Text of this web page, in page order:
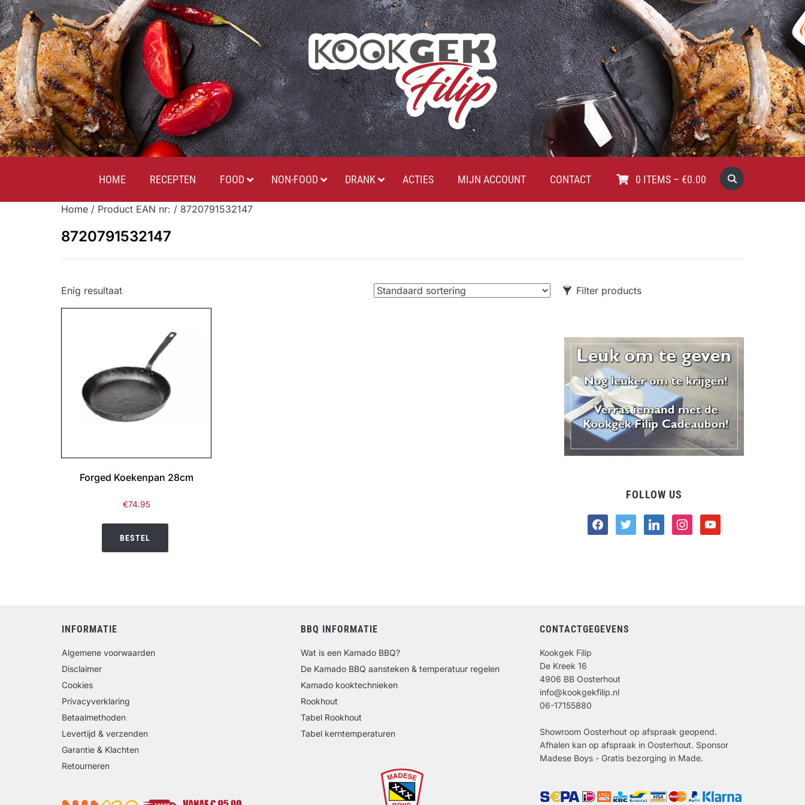
HOME RECEPTEN FOOD NON-FOOD DRANK ACTIES MIJN ACCOUNT CONTACT 0 ITEMS – €0.00
Home / Product EAN nr: / 8720791532147
8720791532147
Filter products
Food
Drank
Non-food
FOLLOW US
facebooktwitter linkedininstagramyoutube
Enig resultaat
Forged Koekenpan 28cm
€74.95
BESTEL
INFORMATIE
Algemene voorwaarden
Disclaimer
Cookies
Privacyverklaring
Betaalmethoden
Levertijd & verzenden
Garantie & Klachten
Retourneren
BBQ INFORMATIE
Wat is een Kamado BBQ?
De Kamado BBQ aansteken & temperatuur regelen
Kamado kooktechnieken
Rookhout
Tabel Rookhout
Tabel kerntemperaturen
CONTACTGEGEVENS
Kookgek Filip
De Kreek 16
4906 BB Oosterhout
info@kookgekfilip.nl
06-17155880
Showroom Oosterhout op afspraak geopend.
Afhalen kan op afspraak in Oosterhout. Sponsor
Madese Boys - Gratis bezorging in Made.